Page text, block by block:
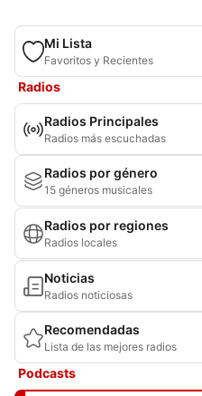
Mi Lista
Favoritos y Recientes
Radios
Radios Principales
Radios más escuchadas
Radios por género
15 géneros musicales
Radios por regiones
Radios locales
Noticias
Radios noticiosas
Recomendadas
Lista de las mejores radios
Podcasts